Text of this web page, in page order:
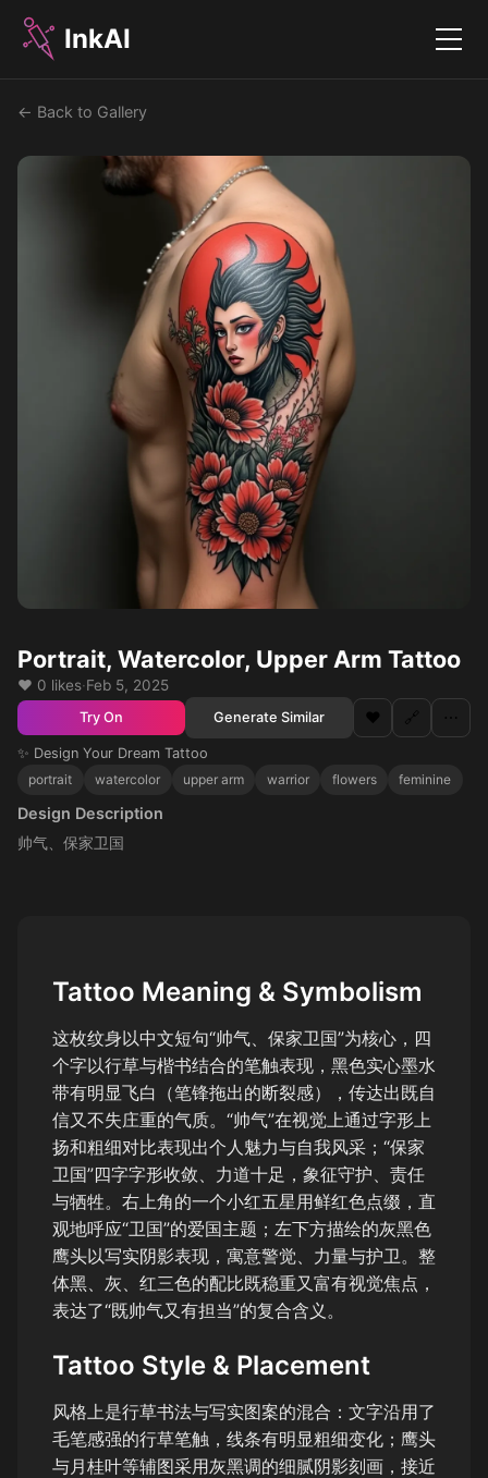
InkAI Menu
← Back to Gallery
Portrait, Watercolor, Upper Arm Tattoo
❤️ 0 likes·Feb 5, 2025
Try On Generate Similar ❤️ 🔗 ⋯
✨ Design Your Dream Tattoo
portrait
watercolor upper arm warrior flowers feminine
Design Description
帅气、保家卫国
Tattoo Meaning & Symbolism
这枚纹身以中文短句“帅气、保家卫国”为核心，四
个字以行草与楷书结合的笔触表现，黑色实心墨水
带有明显飞白（笔锋拖出的断裂感），传达出既自
信又不失庄重的气质。“帅气”在视觉上通过字形上
扬和粗细对比表现出个人魅力与自我风采；“保家
卫国”四字字形收敛、力道十足，象征守护、责任
与牺牲。右上角的一个小红五星用鲜红色点缀，直
观地呼应“卫国”的爱国主题；左下方描绘的灰黑色
鹰头以写实阴影表现，寓意警觉、力量与护卫。整
体黑、灰、红三色的配比既稳重又富有视觉焦点，
表达了“既帅气又有担当”的复合含义。
Tattoo Style & Placement
风格上是行草书法与写实图案的混合：文字沿用了
毛笔感强的行草笔触，线条有明显粗细变化；鹰头
与月桂叶等辅图采用灰黑调的细腻阴影刻画，接近